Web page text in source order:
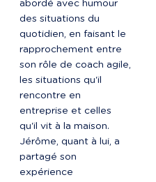
abordé avec humour
des situations du
quotidien, en faisant le
rapprochement entre
son rôle de coach agile,
les situations qu'il
rencontre en
entreprise et celles
qu'il vit à la maison.
Jérôme, quant à lui, a
partagé son
expérience